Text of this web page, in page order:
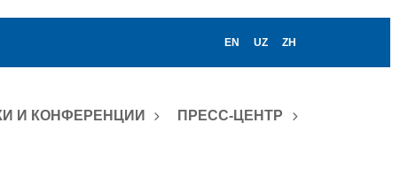
EN UZ ZH
И КОНФЕРЕНЦИИ ПРЕСС-ЦЕНТР